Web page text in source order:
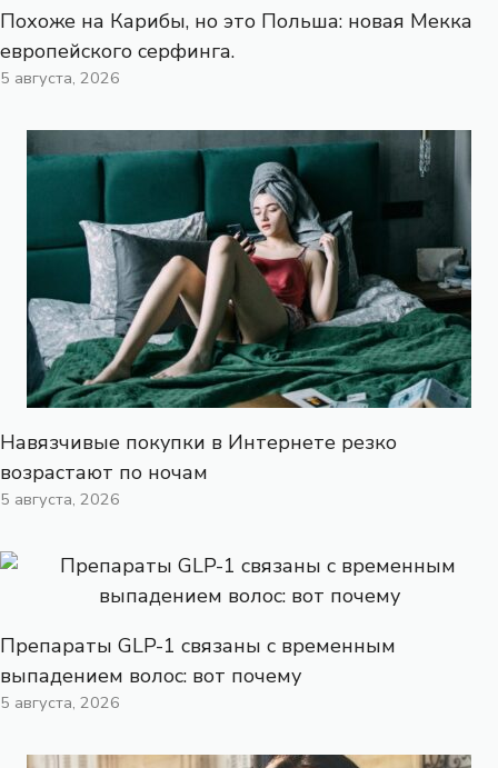
Похоже на Карибы, но это Польша: новая Мекка
европейского серфинга.
5 августа, 2026
Навязчивые покупки в Интернете резко
возрастают по ночам
5 августа, 2026
Препараты GLP-1 связаны с временным
выпадением волос: вот почему
5 августа, 2026